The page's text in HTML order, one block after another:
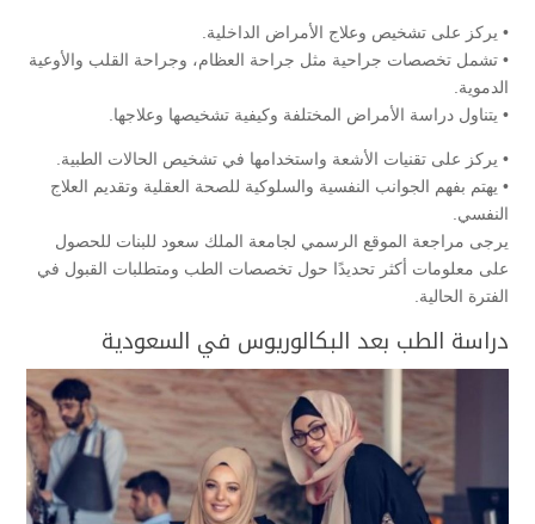
• يركز على تشخيص وعلاج الأمراض الداخلية.
• تشمل تخصصات جراحية مثل جراحة العظام، وجراحة القلب والأوعية
الدموية.
• يتناول دراسة الأمراض المختلفة وكيفية تشخيصها وعلاجها.
• يركز على تقنيات الأشعة واستخدامها في تشخيص الحالات الطبية.
• يهتم بفهم الجوانب النفسية والسلوكية للصحة العقلية وتقديم العلاج
النفسي.
يرجى مراجعة الموقع الرسمي لجامعة الملك سعود للبنات للحصول
على معلومات أكثر تحديدًا حول تخصصات الطب ومتطلبات القبول في
الفترة الحالية.
دراسة الطب بعد البكالوريوس في السعودية